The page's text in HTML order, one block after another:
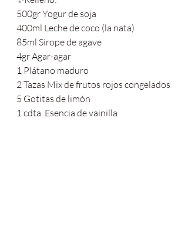
500gr Yogur de soja
400ml Leche de coco (la nata)
85ml Sirope de agave
4gr Agar-agar
1 Plátano maduro
2 Tazas Mix de frutos rojos congelados
5 Gotitas de limón
1 cdta. Esencia de vainilla